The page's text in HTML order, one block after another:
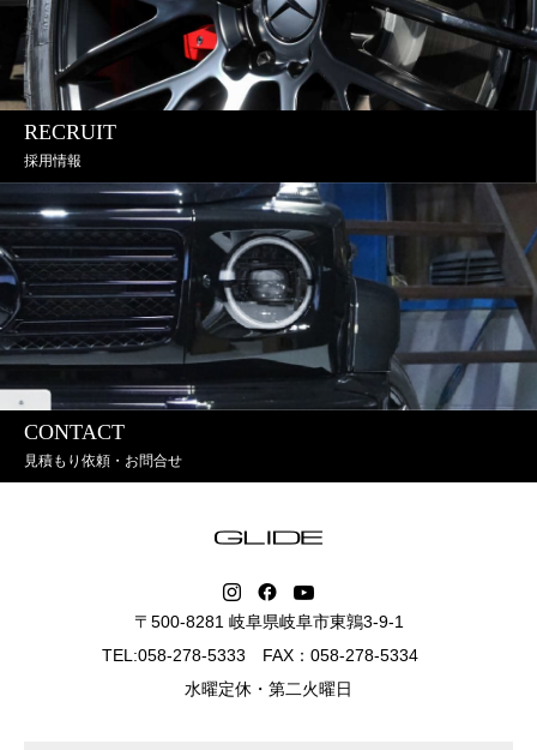
RECRUIT
採用情報
CONTACT
見積もり依頼・お問合せ
〒500-8281 岐阜県岐阜市東鶉3-9-1
TEL:058-278-5333 FAX：058-278-5334
水曜定休・第二火曜日